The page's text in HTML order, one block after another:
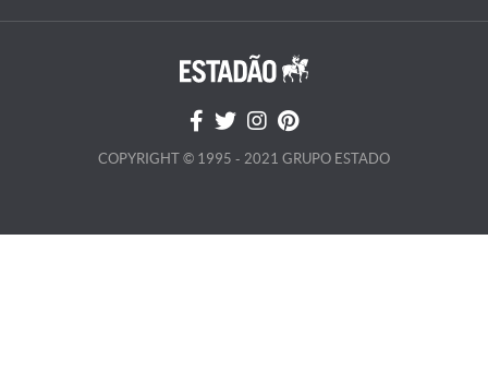
COPYRIGHT © 1995 - 2021 GRUPO ESTADO